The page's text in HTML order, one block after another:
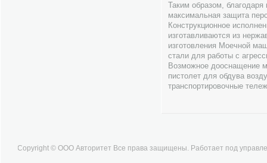
Таким образом, благодаря
максимальная защита
Конструкционное
изготавливаются из
изготовления Моечной
стали для работы с
Возможное дооснащение
пистолет для обдува
транспортировочные
Copyright © ООО Авторитет Все права защищены. Работает под